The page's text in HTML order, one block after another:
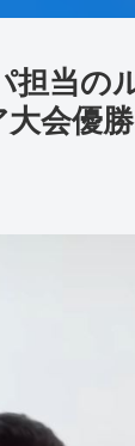
担当
会優